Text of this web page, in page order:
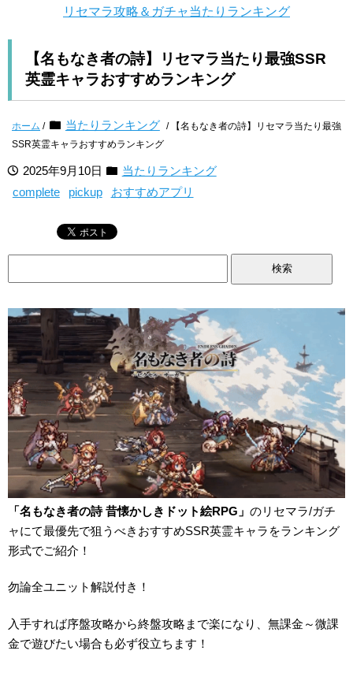
リセマラ攻略＆ガチャ当たりランキング
【名もなき者の詩】リセマラ当たり最強SSR
英霊キャラおすすめランキング
ホーム / 当たりランキング / 【名もなき者の詩】リセマラ当たり最強
SSR英霊キャラおすすめランキング
2025年9月10日
当たりランキング
complete
pickup おすすめアプリ
「名もなき者の詩 昔懐かしきドット絵RPG」 のリセマラ/ガチ
ャにて最優先で狙うべきおすすめSSR英霊キャラをランキング
形式でご紹介！
勿論全ユニット解説付き！
入手すれば序盤攻略から終盤攻略まで楽になり、無課金～微課
金で遊びたい場合も必ず役立ちます！